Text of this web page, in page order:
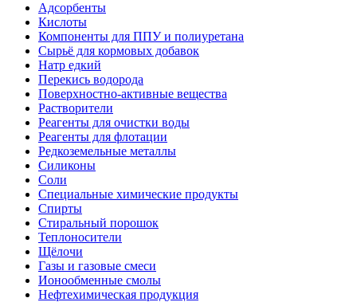
Адсорбенты
Кислоты
Компоненты для ППУ и полиуретана
Сырьё для кормовых добавок
Натр едкий
Перекись водорода
Поверхностно-активные вещества
Растворители
Реагенты для очистки воды
Реагенты для флотации
Редкоземельные металлы
Силиконы
Соли
Специальные химические продукты
Спирты
Стиральный порошок
Теплоносители
Щёлочи
Газы и газовые смеси
Ионообменные смолы
Нефтехимическая продукция